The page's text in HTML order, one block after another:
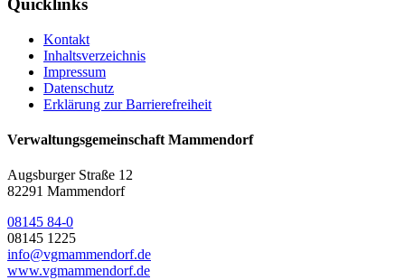
Quicklinks
Kontakt
Inhaltsverzeichnis
Impressum
Datenschutz
Erklärung zur Barrierefreiheit
Verwaltungsgemeinschaft Mammendorf
Augsburger Straße 12
82291 Mammendorf
08145 84-0
08145 1225
info@vgmammendorf.de
www.vgmammendorf.de